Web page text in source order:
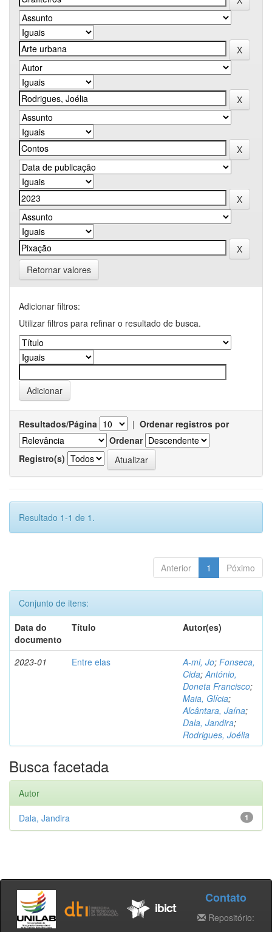
Retornar valores
Adicionar filtros:
Utilizar filtros para refinar o resultado de busca.
Resultados/Página | Ordenar registros por
Ordenar
Registro(s)
Resultado 1-1 de 1.
Anterior 1 Póximo
Conjunto de itens:
Data do
documento
Título Autor(es)
2023-01 Entre elas A-mi, Jo; Fonseca,
Cida;António,
Doneta Francisco;
Maia, Glícia;
Alcântara, Jaína;
Dala, Jandira;
Rodrigues, Joélia
Busca facetada
Autor
1
Dala, Jandira
Contato
Repositório: